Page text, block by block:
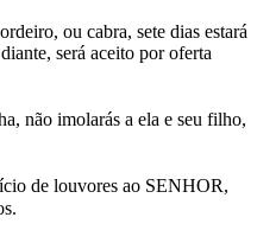
ou cabra, sete dias estará
será aceito por oferta
não imolarás a ela e seu filho,
de louvores ao SENHOR,